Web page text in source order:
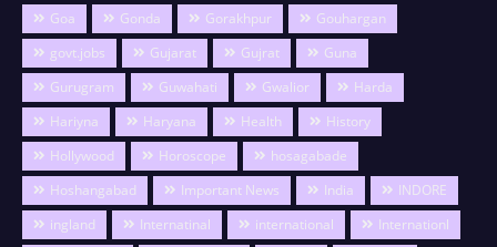
Goa
Gonda Gorakhpur
Gouhargan
govt.jobs
Gujarat Gujrat
Guna
Gurugram
Guwahati Gwalior
Harda
Hariyna
Haryana Health
History
Hollywood
Horoscope
hosagabade
Hoshangabad
Important News India
INDORE
ingland
Internatinal international
Internationl